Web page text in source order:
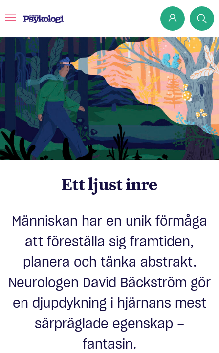
Prenumerera
Det har jag lärt mig
Klassiska experiment
Podd
Hjärnan
Steg för stegEtt ljust inre
Människan har en unik förmåga
att föreställa sig framtiden,
planera och tänka abstrakt.
Neurologen David Bäckström gör
en djupdykning i hjärnans mest
särpräglade egenskap –
fantasin.